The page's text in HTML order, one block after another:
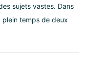
sujets vastes. Dans
plein temps de deux